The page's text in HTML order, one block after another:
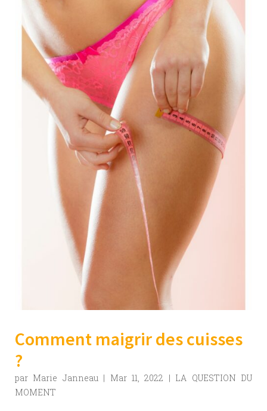
Comment maigrir des cuisses
?
par Marie Janneau| Mar 11, 2022 | LA QUESTION DU
MOMENT